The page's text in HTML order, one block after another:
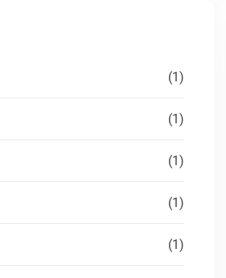
(1)
(1)
(1)
(1)
(1)